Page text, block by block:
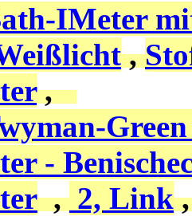
IMeter
,
,
-
, 2, Link